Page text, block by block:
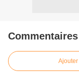
Commentaires